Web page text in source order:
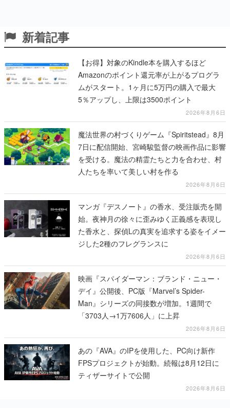
新着記事
【お得】対象のKindle本を購入するほど
Amazonのポイント還元率が上がるプログラ
ムがスタート。1ヶ月に5万円の購入で最大
5％アップし、上限は3500ポイント
2026年8月6日
魔法世界の村づくりゲーム『Spiritstead』8月
7日に配信開始、宮崎駿監督の映画作品に影響
を受ける。魔法の精霊たちと力を合わせ、村
人たちを率いて美しい村を作る
2026年8月6日
マンガ『デスノート』の香水、受注販売を開
始。夜神月の徐々に歪みゆく正義感を表現し
た香水と、探偵Lの真実を追求する姿をイメー
ジした2種のフレグランスに
2026年8月6日
映画『スパイダーマン：ブランド・ニュー・
デイ』公開後、PC版『Marvel’s Spider-
Man』シリーズの同接数が増加。1週間で
「3703人→1万7606人」に上昇
2026年8月6日
あの『AVA』のIPを使用した、PC向け新作
FPSプロジェクトが始動。続報は8月12日に
ティザーサイトで公開
2026年8月6日